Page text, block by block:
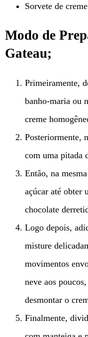
Sorvete de
Modo de
Gateau;
Primeiramente,
banho-maria ou
creme
Posteriormente,
com uma pitada
Então, na
açúcar até obter
chocolate
Logo depois,
misture
movimentos
neve aos
desmontar o
Finalmente,